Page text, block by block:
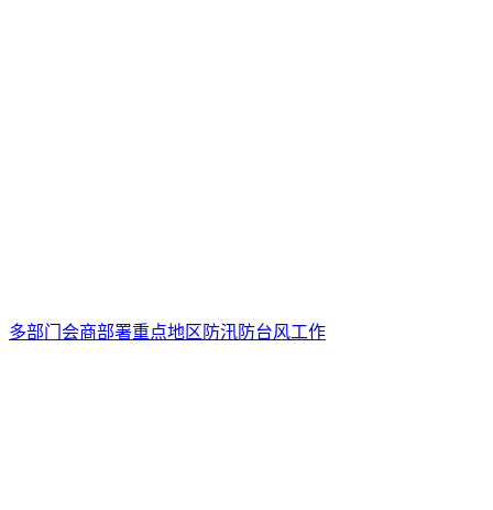
多部门会商部署重点地区防汛防台风工作